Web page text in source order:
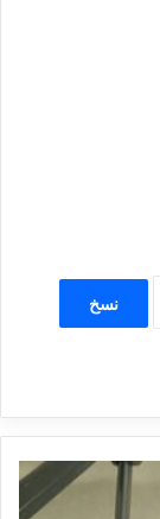
نسخ